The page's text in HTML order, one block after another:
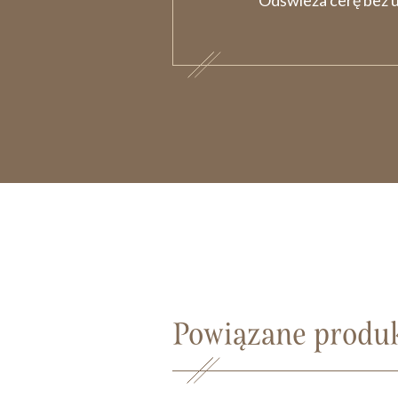
Powiązane